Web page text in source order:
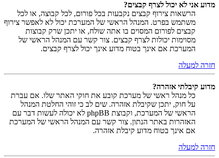
מדוע אני לא יכול לצרף קבצים?
הרשאות צירוף קבצים נקבעות בכל פורום, לכל קבוצה, או לכל
משתמש בפרט. המנהל הראשי של המערכת יכול לא לאפשר צירוף
קבצים לפורום המסוים בו אתה שולח, או יתכן שרק קבוצות
מסוימות יכולות לצרף קבצים. צור קשר עם המנהל הראשי של
המערכת אם אינך בטוח מדוע אינך יכול לצרף קבצים.
חזרה למעלה
מדוע קיבלתי אזהרה?
כל מנהל ראשי של מערכת קובע את חוקי האתר שלו. אם עברת
על חוק, יתכן שקיבלת אזהרה. שים לב כי זוהי החלטת המנהל
הראשי של המערכת, וקבוצת phpBB לא יכולה לעשות דבר עם
האזהרות באתר הנתון. צור קשר עם המנהל הראשי של המערכת
אם אינך בטוח מדוע קיבלת אזהרה.
חזרה למעלה